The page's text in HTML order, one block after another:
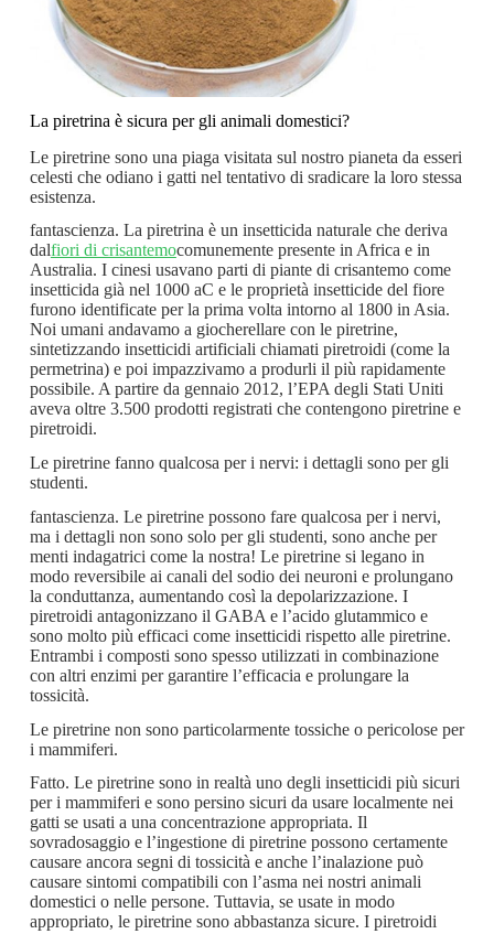
La piretrina è sicura per gli animali domestici?
Le piretrine sono una piaga visitata sul nostro pianeta da esseri
celesti che odiano i gatti nel tentativo di sradicare la loro stessa
esistenza.
fantascienza. La piretrina è un insetticida naturale che deriva
dalfiori di crisantemocomunemente presente in Africa e in
Australia. I cinesi usavano parti di piante di crisantemo come
insetticida già nel 1000 aC e le proprietà insetticide del fiore
furono identificate per la prima volta intorno al 1800 in Asia.
Noi umani andavamo a giocherellare con le piretrine,
sintetizzando insetticidi artificiali chiamati piretroidi (come la
permetrina) e poi impazzivamo a produrli il più rapidamente
possibile. A partire da gennaio 2012, l’EPA degli Stati Uniti
aveva oltre 3.500 prodotti registrati che contengono piretrine e
piretroidi.
Le piretrine fanno qualcosa per i nervi: i dettagli sono per gli
studenti.
fantascienza. Le piretrine possono fare qualcosa per i nervi,
ma i dettagli non sono solo per gli studenti, sono anche per
menti indagatrici come la nostra! Le piretrine si legano in
modo reversibile ai canali del sodio dei neuroni e prolungano
la conduttanza, aumentando così la depolarizzazione. I
piretroidi antagonizzano il GABA e l’acido glutammico e
sono molto più efficaci come insetticidi rispetto alle piretrine.
Entrambi i composti sono spesso utilizzati in combinazione
con altri enzimi per garantire l’efficacia e prolungare la
tossicità.
Le piretrine non sono particolarmente tossiche o pericolose per
i mammiferi.
Fatto. Le piretrine sono in realtà uno degli insetticidi più sicuri
per i mammiferi e sono persino sicuri da usare localmente nei
gatti se usati a una concentrazione appropriata. Il
sovradosaggio e l’ingestione di piretrine possono certamente
causare ancora segni di tossicità e anche l’inalazione può
causare sintomi compatibili con l’asma nei nostri animali
domestici o nelle persone. Tuttavia, se usate in modo
appropriato, le piretrine sono abbastanza sicure. I piretroidi